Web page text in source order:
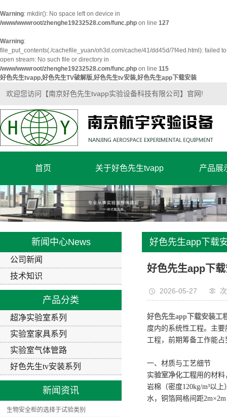
Warning: mkdir(): No space left on device in
/www/wwwroot/zhenghe19232528.com/func.php on line 127
Warning:
file_put_contents(./cachefile_yuan/oh3d.com/cache/41/dd45d/7f4ed.html): failed to
open stream: No such file or directory in
/www/wwwroot/zhenghe19232528.com/func.php on line 115
好色先生tvapp,好色先生TV破解版,好色先生tv安装,好色先生app下载安装
欢迎您访问【南京好色先生tvapp实验设备科技有限公司】官网!
首页 关于好色先生tvapp
公司简介
企业文化
营业执照
产品展
超净实验
实验室家
实验室气
好色先生tv
新闻中心News
公司新闻
技术知识
产品分类
超净实验室系列
实验室家具系列
实验室气体管路
好色先生tv安装系列
新闻资讯
生物安全柜的选择于试验类别
好色先生app下载
套 前期筹备建议
好色先生app下
2026-05-27 次
好色先生app下载安装工
度内的系统性工程。主
工程，前期筹备工作能
一、材质与工艺细节
实验室净化工程用的材料
岩棉（密度120kg/m³以
水，铜箔网格间距